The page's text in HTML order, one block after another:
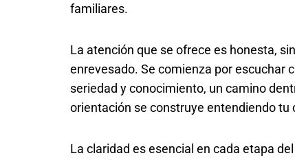
familiares.
La atención que se ofrece es honesta,
enrevesado. Se comienza por escuchar
seriedad y conocimiento, un camino
orientación se construye entendiendo
La claridad es esencial en cada etapa